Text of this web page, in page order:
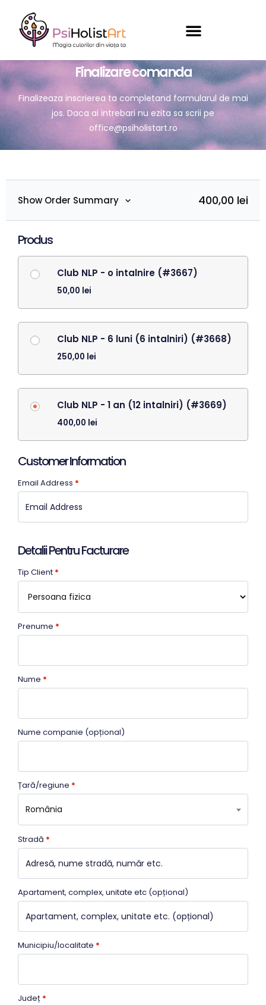
Finalizare comanda
Finalizeaza inscrierea ta completand formularul de mai
jos. Daca ai intrebari nu ezita sa scrii pe
office@psiholistart.ro
Show Order Summary 400,00 lei
Produs
Club NLP - o intalnire (#3667)
50,00 lei
Club NLP - 6 luni (6 intalniri) (#3668)
250,00 lei
Club NLP - 1 an (12 intalniri) (#3669)
400,00 lei
Customer Information
Email Address *
Detalii Pentru Facturare
Tip Client *
Prenume *
Nume *
Nume companie (opțional)
Țară/regiune *
România
Stradă *
Apartament, complex, unitate etc (opțional)
Municipiu/localitate *
Județ *